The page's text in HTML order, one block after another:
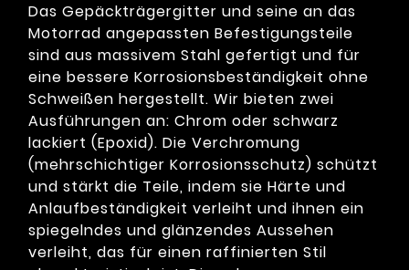
Das Gepäckträgergitter und seine an das
Motorrad angepassten Befestigungsteile
sind aus massivem Stahl gefertigt und für
eine bessere Korrosionsbeständigkeit ohne
Schweißen hergestellt. Wir bieten zwei
Ausführungen an: Chrom oder schwarz
lackiert (Epoxid). Die Verchromung
(mehrschichtiger Korrosionsschutz) schützt
und stärkt die Teile, indem sie Härte und
Anlaufbeständigkeit verleiht und ihnen ein
spiegelndes und glänzendes Aussehen
verleiht, das für einen raffinierten Stil